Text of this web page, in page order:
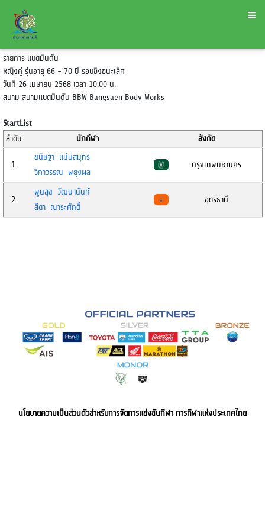
รายการ แบดมินตัน
หญิงคู่ รุ่นอายุ 66 - 70 ปี รอบชิงชนะเลิศ
วันที่ 26 เมษายน 2568 เวลา 10:00 น.
สนาม สนามแบดมินตัน BBW Bangsaen Body Works
StartList
ลำดับ
นักกีฬา สังกัด
1
ขนิษฐา แม้นสมุทร
วิภาวรรณ พยุงผล
กรุงเทพมหานคร
2
พูนสุข วัฒนานันท์
สีดา ณาระศักดิ์
อุดรธานี
นโยบายความเป็นส่วนตัวสำหรับการจัดการแข่งขันกีฬา การกีฬาแห่งประเทศไทย